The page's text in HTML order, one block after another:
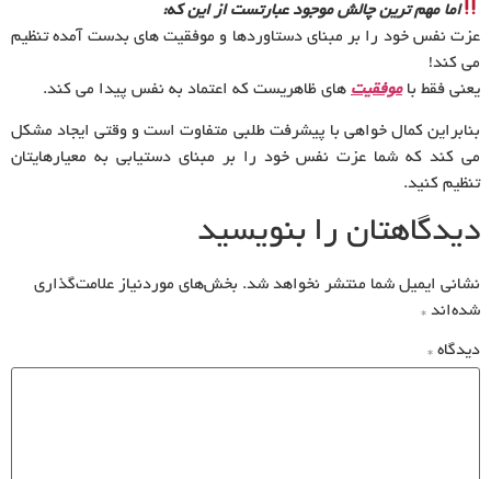
اما مهم ترین چالش موجود عبارتست از این که:
عزت نفس خود را بر مبنای دستاوردها و موفقیت های بدست آمده تنظیم
می کند!
یعنی فقط باموفقیت های ظاهریست که اعتماد به نفس پیدا می کند.
بنابراین کمال خواهی با پیشرفت طلبی متفاوت است و وقتی ایجاد مشکل
می کند که شما عزت نفس خود را بر مبنای دستیابی به معیارهایتان
تنظیم کنید.
دیدگاهتان را بنویسید
نشانی ایمیل شما منتشر نخواهد شد. بخش‌های موردنیاز علامت‌گذاری
شده‌اند *
دیدگاه *